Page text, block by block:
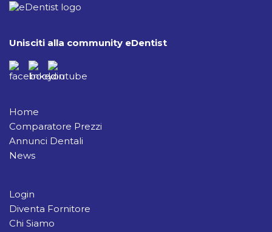
Unisciti alla community eDentist
Home
Comparatore Prezzi
Annunci Dentali
News
Login
Diventa Fornitore
Chi Siamo